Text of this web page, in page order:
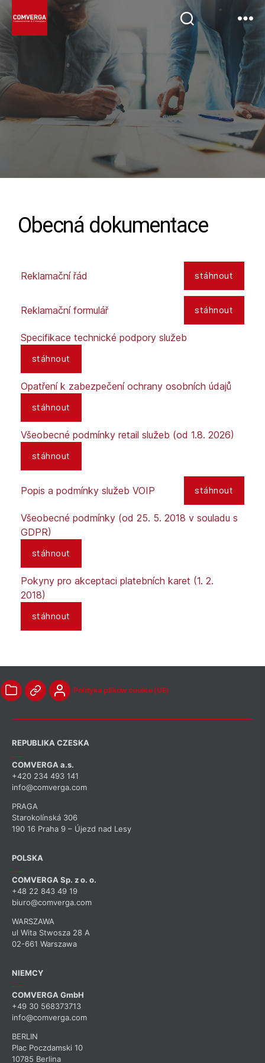
Obecná dokumentace
Reklamační řád stáhnout
Reklamační formulář stáhnout
Specifikace technické podpory služeb
stáhnout
Opatření k zabezpečení ochrany osobních údajů
stáhnout
Všeobecné podmínky retail služeb (od 1.8. 2026)
stáhnout
Popis a podmínky služeb VOIP stáhnout
Všeobecné podmínky (od 25. 5. 2018 v souladu s
GDPR)
stáhnout
Pokyny pro akceptaci platebních karet (1. 2.
2018)
stáhnout
Polityka plików cookie (UE)
REPUBLIKA CZESKA
COMVERGA a.s.
+420 234 493 141
info@comverga.com
PRAGA
Starokolínská 306
190 16 Praha 9 – Újezd nad Lesy
POLSKA
COMVERGA Sp. z o. o.
+48 22 843 49 19
biuro@comverga.com
WARSZAWA
ul Wita Stwosza 28 A
02-661 Warszawa
NIEMCY
COMVERGA GmbH
+49 30 568373713
info@comverga.com
BERLIN
Plac Poczdamski 10
10785 Berlina